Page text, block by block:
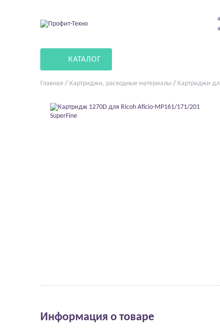
КАТАЛОГ
Главная / Картриджи, расходные материалы / Картриджи
Информация о товаре